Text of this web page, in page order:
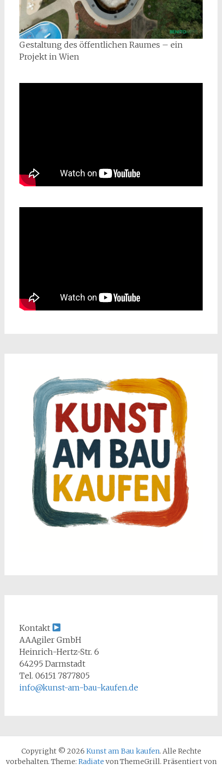
Gestaltung des öffentlichen Raumes – ein
Projekt in Wien
Kontakt
AAAgiler GmbH
Heinrich-Hertz-Str. 6
64295 Darmstadt
Tel. 06151 7877805
info@kunst-am-bau-kaufen.de
Copyright © 2026 Kunst am Bau kaufen. Alle Rechte
vorbehalten. Theme: Radiate von ThemeGrill. Präsentiert von